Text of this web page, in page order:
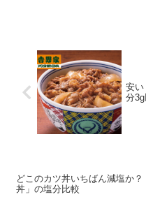
安い
分
どこのカツ丼いちばん減塩か？
丼」の塩分比較